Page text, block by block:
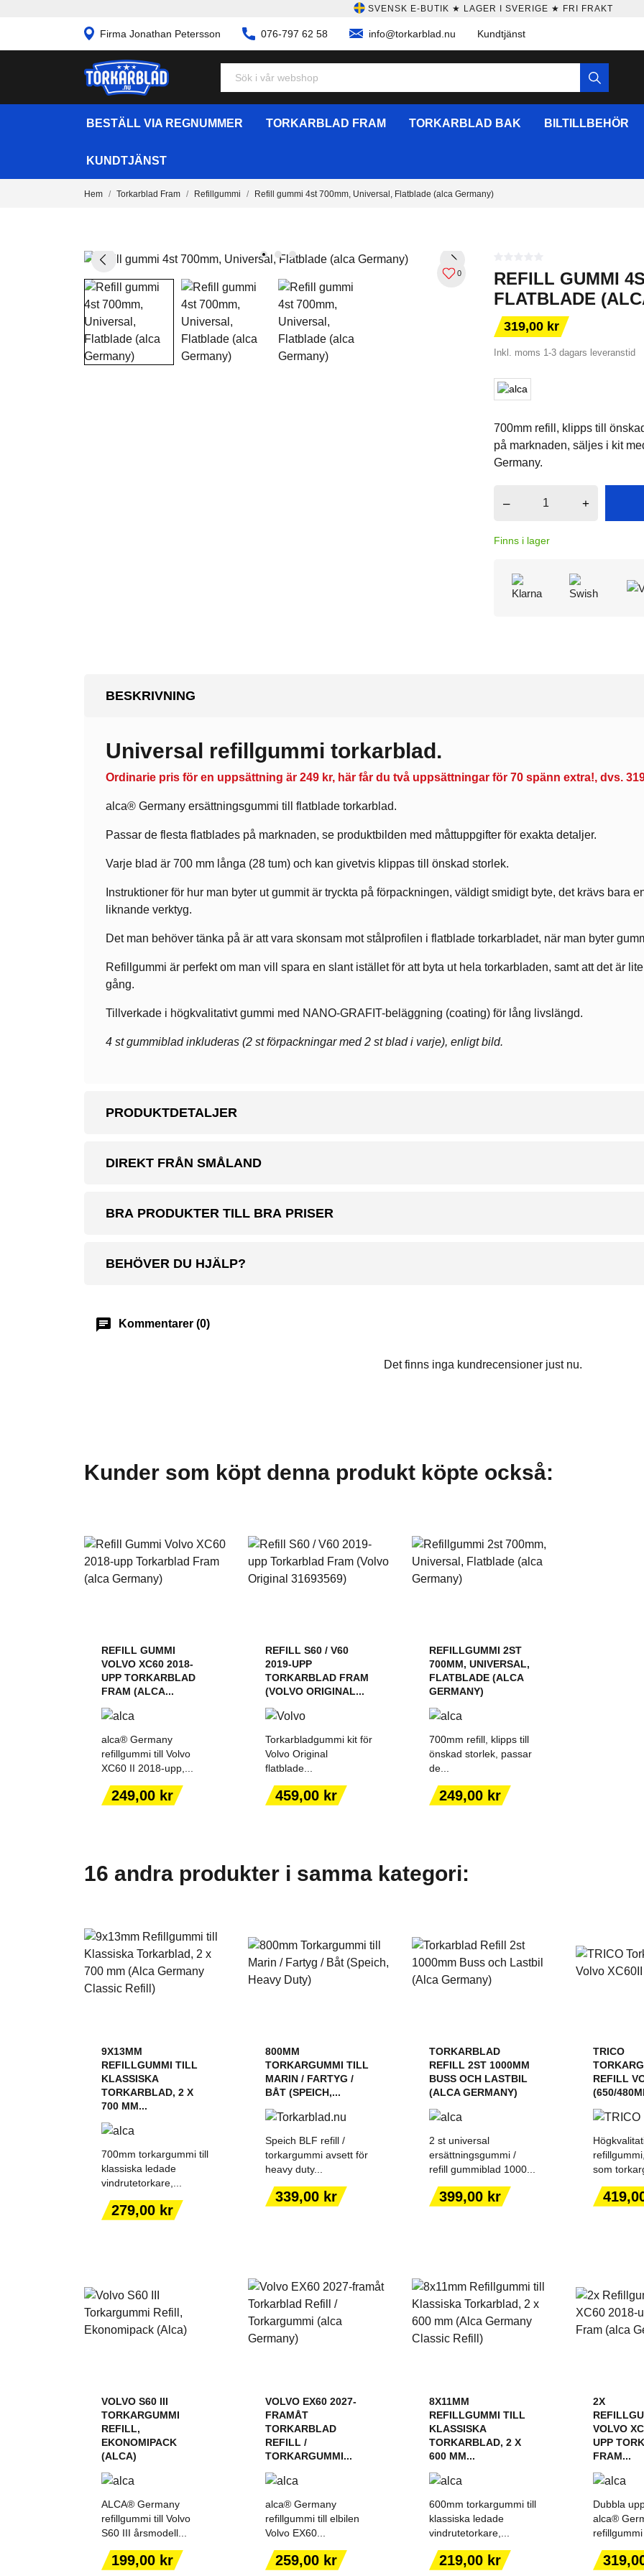
SVENSK E-BUTIK ★ LAGER I SVERIGE ★ FRI FRAKT
Firma Jonathan Petersson 076-797 62 58 info@torkarblad.nu Kundtjänst
BESTÄLL VIA REGNUMMER TORKARBLAD FRAM TORKARBLAD BAK BILTILLBEHÖR
KUNDTJÄNST
Hem Torkarblad Fram Refillgummi Refill gummi 4st 700mm, Universal, Flatblade (alca Germany)
0
REFILL GUMMI
FLATBLADE
319,00 kr
Inkl. moms 1-3 dagars leveranstid
700mm refill, klipps till
på marknaden, säljes i kit
Germany.
– +
Finns i lager
BESKRIVNING
Universal refillgummi torkarblad.
Ordinarie pris för en uppsättning är 249 kr, här får du två uppsättningar för 70 spänn extra!, dvs.
alca® Germany ersättningsgummi till flatblade torkarblad.
Passar de flesta flatblades på marknaden, se produktbilden med måttuppgifter för exakta detaljer.
Varje blad är 700 mm långa (28 tum) och kan givetvis klippas till önskad storlek.
Instruktioner för hur man byter ut gummit är tryckta på förpackningen, väldigt smidigt byte, det krävs bara
liknande verktyg.
Det man behöver tänka på är att vara skonsam mot stålprofilen i flatblade torkarbladet, när man byter
Refillgummi är perfekt om man vill spara en slant istället för att byta ut hela torkarbladen, samt att det är
gång.
Tillverkade i högkvalitativt gummi med NANO-GRAFIT-beläggning (coating) för lång livslängd.
4 st gummiblad inkluderas (2 st förpackningar med 2 st blad i varje), enligt bild.
PRODUKTDETALJER
DIREKT FRÅN SMÅLAND
BRA PRODUKTER TILL BRA PRISER
BEHÖVER DU HJÄLP?
chat Kommentarer (0)
Det finns inga kundrecensioner just nu.
Kunder som köpt denna produkt köpte också:
REFILL GUMMI
VOLVO XC60 2018-
UPP TORKARBLAD
FRAM (ALCA...
alca® Germany
refillgummi till Volvo
XC60 II 2018-upp,...
Pris
249,00 kr
LÄGG TILL I
VARUKORGEN
REFILL S60 / V60
2019-UPP
TORKARBLAD FRAM
(VOLVO ORIGINAL...
Torkarbladgummi kit för
Volvo Original
flatblade...
Pris
459,00 kr
LÄGG TILL I
VARUKORGEN
REFILLGUMMI 2ST
700MM, UNIVERSAL,
FLATBLADE (ALCA
GERMANY)
700mm refill, klipps till
önskad storlek, passar
de...
Pris
249,00 kr
VARUKORGEN
16 andra produkter i samma kategori:
9X13MM
REFILLGUMMI TILL
KLASSISKA
TORKARBLAD, 2 X
700 MM...
700mm torkargummi till
klassiska ledade
vindrutetorkare,...
Pris
279,00 kr
LÄGG TILL I
VARUKORGEN
800MM
TORKARGUMMI TILL
MARIN / FARTYG /
BÅT (SPEICH,...
Speich BLF refill /
torkargummi avsett för
heavy duty...
Pris
339,00 kr
LÄGG TILL I
VARUKORGEN
TORKARBLAD
REFILL 2ST 1000MM
BUSS OCH LASTBIL
(ALCA GERMANY)
2 st universal
ersättningsgummi /
refill gummiblad 1000...
Pris
399,00 kr
LÄGG TILL I
VARUKORGEN
TRICO
REFILL
(650/
som
Pris
VOLVO S60 III
TORKARGUMMI
REFILL,
EKONOMIPACK
(ALCA)
ALCA® Germany
refillgummi till Volvo
S60 III årsmodell...
Pris
199,00 kr
LÄGG TILL I
VARUKORGEN
VOLVO EX60 2027-
FRAMÅT
TORKARBLAD
REFILL /
TORKARGUMMI...
alca® Germany
refillgummi till elbilen
Volvo EX60...
Pris
259,00 kr
LÄGG TILL I
VARUKORGEN
8X11MM
REFILLGUMMI TILL
KLASSISKA
TORKARBLAD, 2 X
600 MM...
600mm torkargummi till
klassiska ledade
vindrutetorkare,...
Pris
219,00 kr
LÄGG TILL I
VARUKORGEN
2X
VOLVO
UPP
FRAM...
Dubbla
alca®
refillgummi
Pris